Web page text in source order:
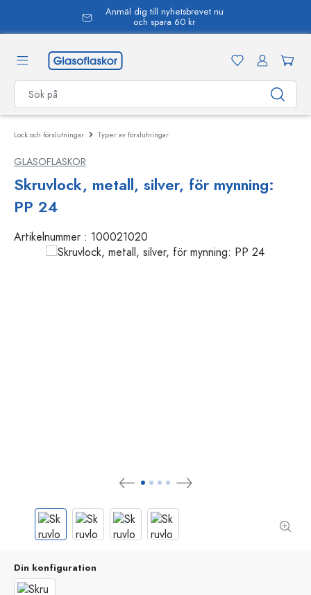
Anmäl dig till nyhetsbrevet nu
och spara 60 kr
Lock och förslutningar Typer av förslutningar
GLASOFLASKOR
Skruvlock, metall, silver, för mynning:
PP 24
Artikelnummer : 100021020
Din konfiguration